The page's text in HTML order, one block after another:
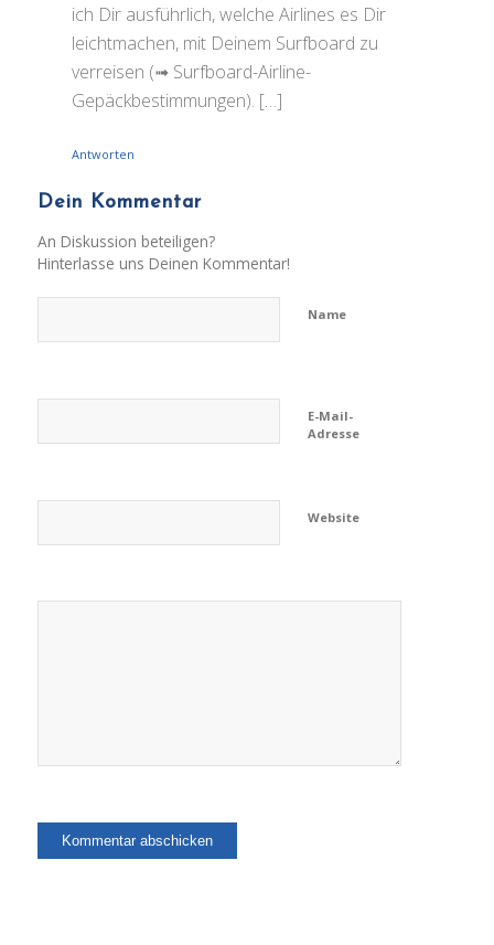
ich Dir ausführlich, welche Airlines es Dir
leichtmachen, mit Deinem Surfboard zu
verreisen (➟ Surfboard-Airline-
Gepäckbestimmungen). […]
Antworten
Dein Kommentar
An Diskussion beteiligen?
Hinterlasse uns Deinen Kommentar!
Name
E-Mail-
Adresse
Website